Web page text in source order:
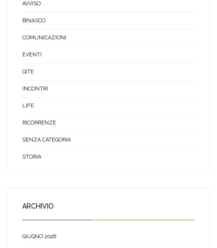
AVVISO
BINASCO
COMUNICAZIONI
EVENTI
GITE
INCONTRI
LIFE
RICORRENZE
SENZA CATEGORIA
STORIA
ARCHIVIO
GIUGNO 2026